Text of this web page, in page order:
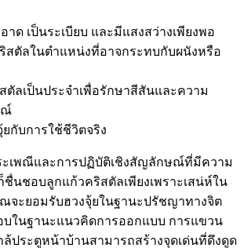
าด เป็นระเบียบ และมีแสงสว่างเพียงพอ
สตัลในตำแหน่งที่อาจกระทบกับผนังหรือ
ลเป็นประจำเพื่อรักษาสีสันและความ
ณ์
กับการใช้ชีวิตจริง
ะเพณีและการปฏิบัติเชิงสัญลักษณ์ที่มีความ
นชอบลูกแก้วคริสตัลเพียงเพราะเสน่ห์ใน
จะยอมรับฮวงจุ้ยในฐานะปรัชญาทางจิต
นฐานะแนวคิดการออกแบบ การแขวน
ล้ประตูหน้าบ้านสามารถสร้างจุดเด่นที่ดึงดูด